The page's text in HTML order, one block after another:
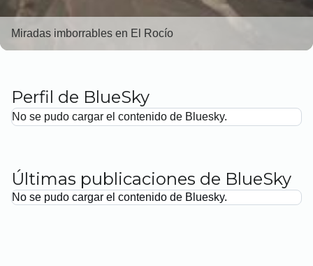
Miradas imborrables en El Rocío
Perfil de BlueSky
No se pudo cargar el contenido de Bluesky.
Últimas publicaciones de BlueSky
No se pudo cargar el contenido de Bluesky.